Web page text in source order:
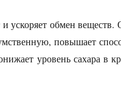
ускоряет обмен веществ.
повышает
уровень сахара в